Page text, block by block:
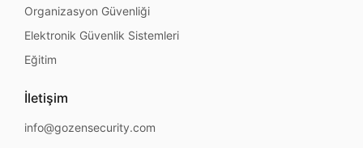
Organizasyon Güvenliği
Elektronik Güvenlik Sistemleri
Eğitim
İletişim
info@gozensecurity.com